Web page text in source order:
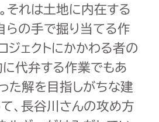
それは土地に内在する
らの手で掘り当てる作
ジェクトにかかわる者の
代弁する作業でもあ
た解を目指しがちな建
、長谷川さんの攻め方